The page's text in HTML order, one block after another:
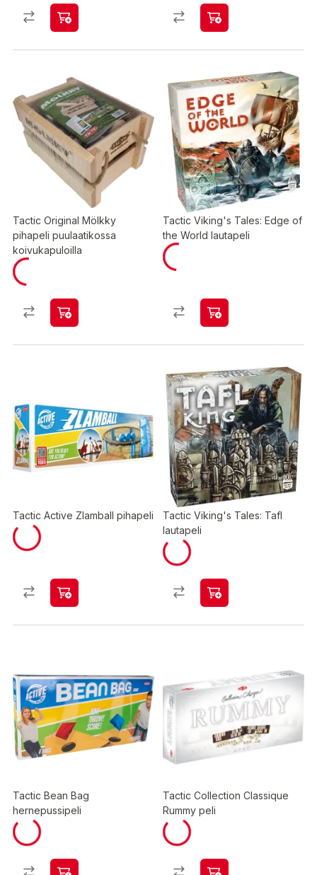
Tactic Original Mölkky
pihapeli puulaatikossa
koivukapuloilla
Tactic Viking's Tales: Edge of
the World lautapeli
Tactic Active Zlamball pihapeli
Tactic Viking's Tales: Tafl
lautapeli
Tactic Bean Bag
hernepussipeli
Tactic Collection Classique
Rummy peli